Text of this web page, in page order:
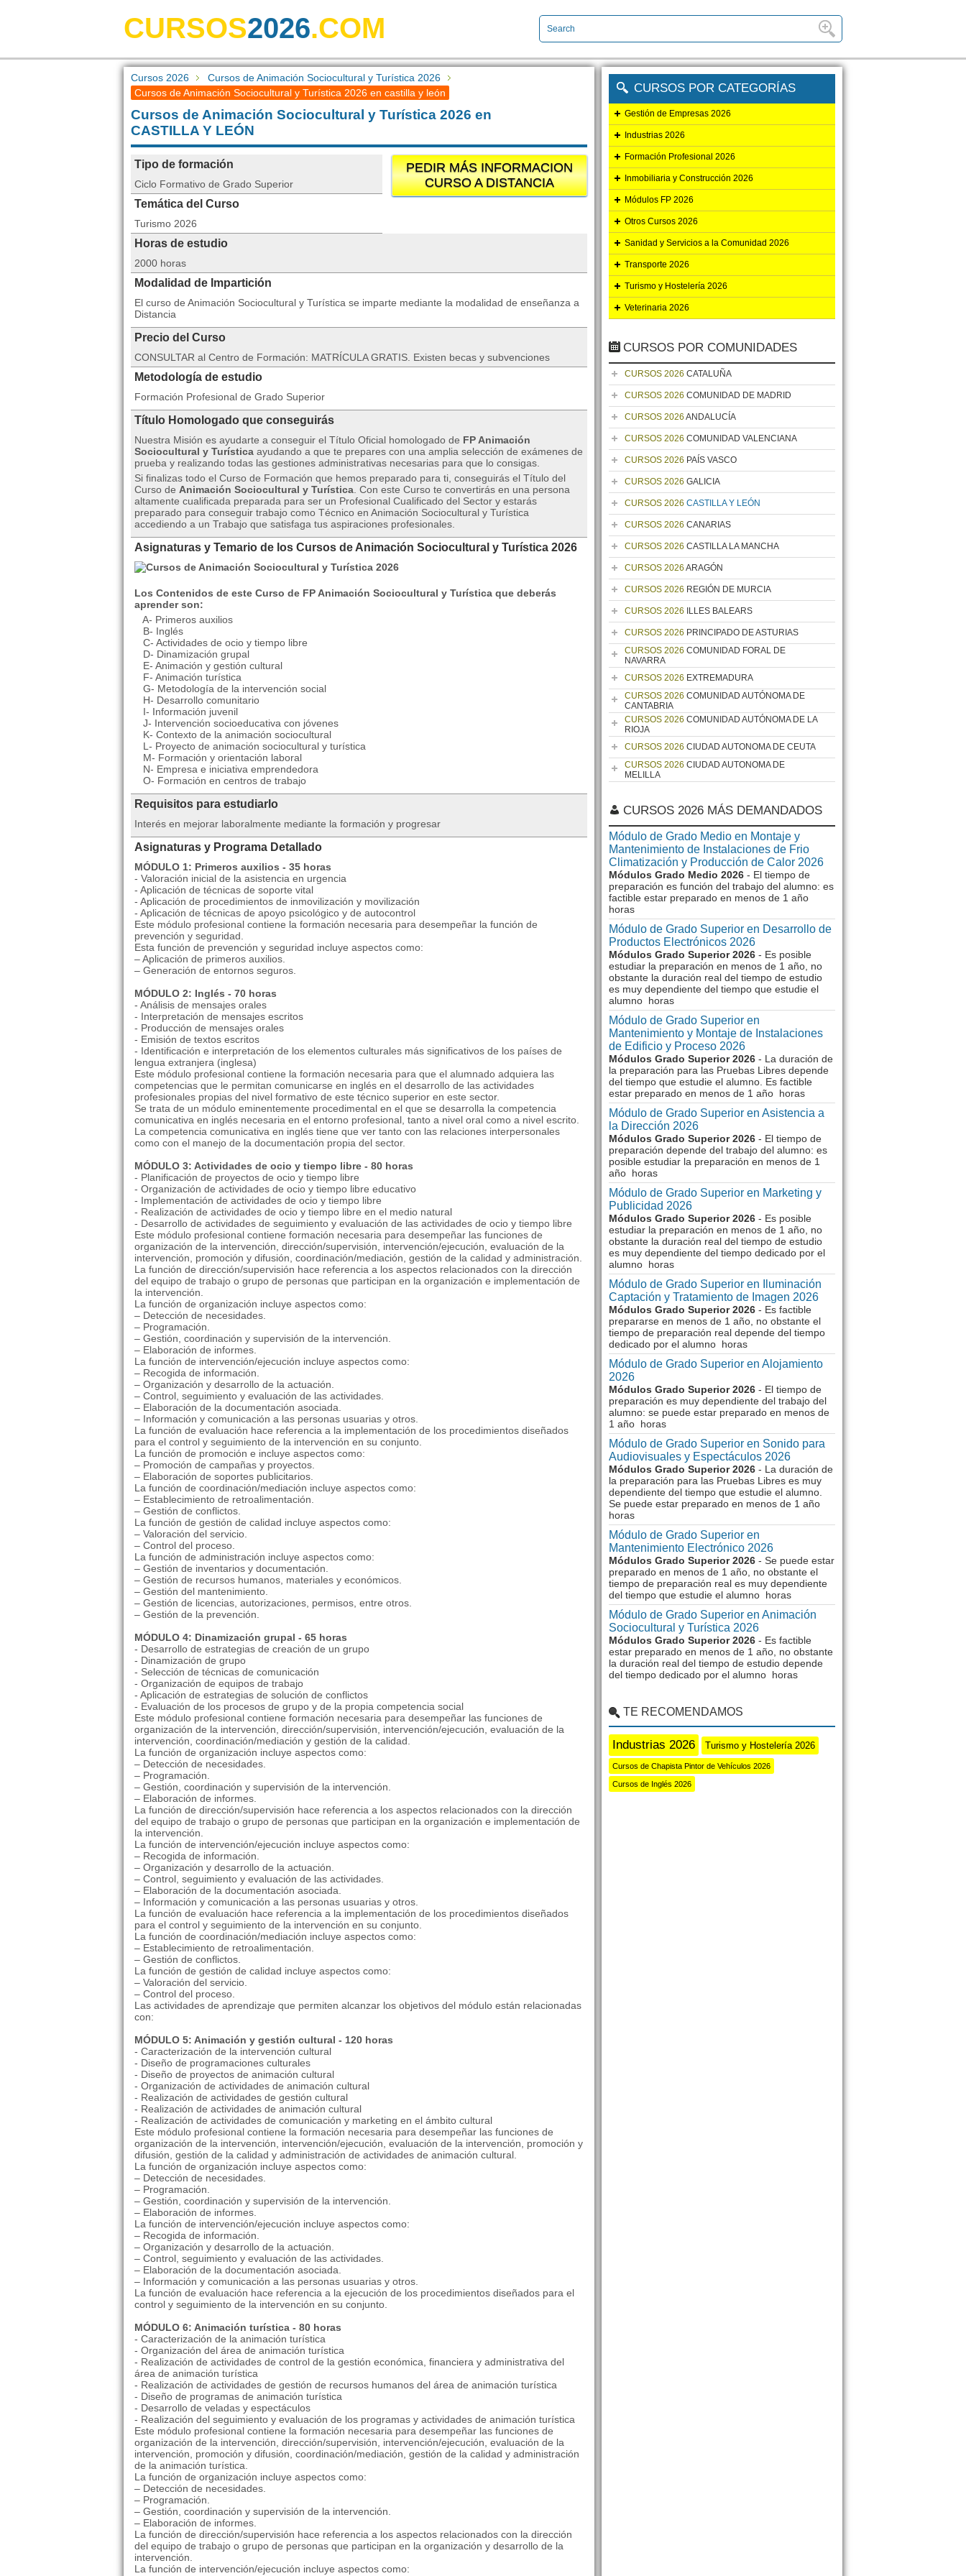
CURSOS2026.COM
Cursos 2026
Cursos de Animación Sociocultural y Turística 2026
Cursos de Animación Sociocultural y Turística 2026 en castilla y león
Cursos de Animación Sociocultural y Turística 2026 en
CASTILLA Y LEÓN
PEDIR MÁS INFORMACION
CURSO A DISTANCIA
Tipo de formación
Ciclo Formativo de Grado Superior
Temática del Curso
Turismo 2026
Horas de estudio
2000 horas
Modalidad de Impartición
El curso de Animación Sociocultural y Turística se imparte mediante la modalidad de enseñanza a
Distancia
Precio del Curso
CONSULTAR al Centro de Formación: MATRÍCULA GRATIS. Existen becas y subvenciones
Metodología de estudio
Formación Profesional de Grado Superior
Título Homologado que conseguirás
Nuestra Misión es ayudarte a conseguir el Título Oficial homologado de FP Animación
Sociocultural y Turística ayudando a que te prepares con una amplia selección de exámenes de
prueba y realizando todas las gestiones administrativas necesarias para que lo consigas.
Si finalizas todo el Curso de Formación que hemos preparado para ti, conseguirás el Título del
Curso de Animación Sociocultural y Turística . Con este Curso te convertirás en una persona
altamente cualificada preparada para ser un Profesional Cualificado del Sector y estarás
preparado para conseguir trabajo como Técnico en Animación Sociocultural y Turística
accediendo a un Trabajo que satisfaga tus aspiraciones profesionales.
Asignaturas y Temario de los Cursos de Animación Sociocultural y Turística 2026
Los Contenidos de este Curso de FP Animación Sociocultural y Turística que deberás
aprender son:
A- Primeros auxilios
B- Inglés
C- Actividades de ocio y tiempo libre
D- Dinamización grupal
E- Animación y gestión cultural
F- Animación turística
G- Metodología de la intervención social
H- Desarrollo comunitario
I- Información juvenil
J- Intervención socioeducativa con jóvenes
K- Contexto de la animación sociocultural
L- Proyecto de animación sociocultural y turística
M- Formación y orientación laboral
N- Empresa e iniciativa emprendedora
O- Formación en centros de trabajo
Requisitos para estudiarlo
Interés en mejorar laboralmente mediante la formación y progresar
Asignaturas y Programa Detallado
MÓDULO 1: Primeros auxilios - 35 horas
- Valoración inicial de la asistencia en urgencia
- Aplicación de técnicas de soporte vital
- Aplicación de procedimientos de inmovilización y movilización
- Aplicación de técnicas de apoyo psicológico y de autocontrol
Este módulo profesional contiene la formación necesaria para desempeñar la función de
prevención y seguridad.
Esta función de prevención y seguridad incluye aspectos como:
– Aplicación de primeros auxilios.
– Generación de entornos seguros.
MÓDULO 2: Inglés - 70 horas
- Análisis de mensajes orales
- Interpretación de mensajes escritos
- Producción de mensajes orales
- Emisión de textos escritos
- Identificación e interpretación de los elementos culturales más significativos de los países de
lengua extranjera (inglesa)
Este módulo profesional contiene la formación necesaria para que el alumnado adquiera las
competencias que le permitan comunicarse en inglés en el desarrollo de las actividades
profesionales propias del nivel formativo de este técnico superior en este sector.
Se trata de un módulo eminentemente procedimental en el que se desarrolla la competencia
comunicativa en inglés necesaria en el entorno profesional, tanto a nivel oral como a nivel escrito.
La competencia comunicativa en inglés tiene que ver tanto con las relaciones interpersonales
como con el manejo de la documentación propia del sector.
MÓDULO 3: Actividades de ocio y tiempo libre - 80 horas
- Planificación de proyectos de ocio y tiempo libre
- Organización de actividades de ocio y tiempo libre educativo
- Implementación de actividades de ocio y tiempo libre
- Realización de actividades de ocio y tiempo libre en el medio natural
- Desarrollo de actividades de seguimiento y evaluación de las actividades de ocio y tiempo libre
Este módulo profesional contiene formación necesaria para desempeñar las funciones de
organización de la intervención, dirección/supervisión, intervención/ejecución, evaluación de la
intervención, promoción y difusión, coordinación/mediación, gestión de la calidad y administración.
La función de dirección/supervisión hace referencia a los aspectos relacionados con la dirección
del equipo de trabajo o grupo de personas que participan en la organización e implementación de
la intervención.
La función de organización incluye aspectos como:
– Detección de necesidades.
– Programación.
– Gestión, coordinación y supervisión de la intervención.
– Elaboración de informes.
La función de intervención/ejecución incluye aspectos como:
– Recogida de información.
– Organización y desarrollo de la actuación.
– Control, seguimiento y evaluación de las actividades.
– Elaboración de la documentación asociada.
– Información y comunicación a las personas usuarias y otros.
La función de evaluación hace referencia a la implementación de los procedimientos diseñados
para el control y seguimiento de la intervención en su conjunto.
La función de promoción e incluye aspectos como:
– Promoción de campañas y proyectos.
– Elaboración de soportes publicitarios.
La función de coordinación/mediación incluye aspectos como:
– Establecimiento de retroalimentación.
– Gestión de conflictos.
La función de gestión de calidad incluye aspectos como:
– Valoración del servicio.
– Control del proceso.
La función de administración incluye aspectos como:
– Gestión de inventarios y documentación.
– Gestión de recursos humanos, materiales y económicos.
– Gestión del mantenimiento.
– Gestión de licencias, autorizaciones, permisos, entre otros.
– Gestión de la prevención.
MÓDULO 4: Dinamización grupal - 65 horas
- Desarrollo de estrategias de creación de un grupo
- Dinamización de grupo
- Selección de técnicas de comunicación
- Organización de equipos de trabajo
- Aplicación de estrategias de solución de conflictos
- Evaluación de los procesos de grupo y de la propia competencia social
Este módulo profesional contiene formación necesaria para desempeñar las funciones de
organización de la intervención, dirección/supervisión, intervención/ejecución, evaluación de la
intervención, coordinación/mediación y gestión de la calidad.
La función de organización incluye aspectos como:
– Detección de necesidades.
– Programación.
– Gestión, coordinación y supervisión de la intervención.
– Elaboración de informes.
La función de dirección/supervisión hace referencia a los aspectos relacionados con la dirección
del equipo de trabajo o grupo de personas que participan en la organización e implementación de
la intervención.
La función de intervención/ejecución incluye aspectos como:
– Recogida de información.
– Organización y desarrollo de la actuación.
– Control, seguimiento y evaluación de las actividades.
– Elaboración de la documentación asociada.
– Información y comunicación a las personas usuarias y otros.
La función de evaluación hace referencia a la implementación de los procedimientos diseñados
para el control y seguimiento de la intervención en su conjunto.
La función de coordinación/mediación incluye aspectos como:
– Establecimiento de retroalimentación.
– Gestión de conflictos.
La función de gestión de calidad incluye aspectos como:
– Valoración del servicio.
– Control del proceso.
Las actividades de aprendizaje que permiten alcanzar los objetivos del módulo están relacionadas
con:
MÓDULO 5: Animación y gestión cultural - 120 horas
- Caracterización de la intervención cultural
- Diseño de programaciones culturales
- Diseño de proyectos de animación cultural
- Organización de actividades de animación cultural
- Realización de actividades de gestión cultural
- Realización de actividades de animación cultural
- Realización de actividades de comunicación y marketing en el ámbito cultural
Este módulo profesional contiene la formación necesaria para desempeñar las funciones de
organización de la intervención, intervención/ejecución, evaluación de la intervención, promoción y
difusión, gestión de la calidad y administración de actividades de animación cultural.
La función de organización incluye aspectos como:
– Detección de necesidades.
– Programación.
– Gestión, coordinación y supervisión de la intervención.
– Elaboración de informes.
La función de intervención/ejecución incluye aspectos como:
– Recogida de información.
– Organización y desarrollo de la actuación.
– Control, seguimiento y evaluación de las actividades.
– Elaboración de la documentación asociada.
– Información y comunicación a las personas usuarias y otros.
La función de evaluación hace referencia a la ejecución de los procedimientos diseñados para el
control y seguimiento de la intervención en su conjunto.
MÓDULO 6: Animación turística - 80 horas
- Caracterización de la animación turística
- Organización del área de animación turística
- Realización de actividades de control de la gestión económica, financiera y administrativa del
área de animación turística
- Realización de actividades de gestión de recursos humanos del área de animación turística
- Diseño de programas de animación turística
- Desarrollo de veladas y espectáculos
- Realización del seguimiento y evaluación de los programas y actividades de animación turística
Este módulo profesional contiene la formación necesaria para desempeñar las funciones de
organización de la intervención, dirección/supervisión, intervención/ejecución, evaluación de la
intervención, promoción y difusión, coordinación/mediación, gestión de la calidad y administración
de la animación turística.
La función de organización incluye aspectos como:
– Detección de necesidades.
– Programación.
– Gestión, coordinación y supervisión de la intervención.
– Elaboración de informes.
La función de dirección/supervisión hace referencia a los aspectos relacionados con la dirección
del equipo de trabajo o grupo de personas que participan en la organización y desarrollo de la
intervención.
La función de intervención/ejecución incluye aspectos como:
CURSOS POR CATEGORÍAS
Gestión de Empresas 2026
Industrias 2026
Formación Profesional 2026
Inmobiliaria y Construcción 2026
Módulos FP 2026
Otros Cursos 2026
Sanidad y Servicios a la Comunidad 2026
Transporte 2026
Turismo y Hostelería 2026
Veterinaria 2026
CURSOS POR COMUNIDADES
CURSOS 2026 CATALUÑA
CURSOS 2026 COMUNIDAD DE MADRID
CURSOS 2026 ANDALUCÍA
CURSOS 2026 COMUNIDAD VALENCIANA
CURSOS 2026 PAÍS VASCO
CURSOS 2026 GALICIA
CURSOS 2026 CASTILLA Y LEÓN
CURSOS 2026 CANARIAS
CURSOS 2026 CASTILLA LA MANCHA
CURSOS 2026 ARAGÓN
CURSOS 2026 REGIÓN DE MURCIA
CURSOS 2026 ILLES BALEARS
CURSOS 2026 PRINCIPADO DE ASTURIAS
CURSOS 2026 COMUNIDAD FORAL DE
NAVARRA
CURSOS 2026 EXTREMADURA
CURSOS 2026 COMUNIDAD AUTÓNOMA DE
CANTABRIA
CURSOS 2026 COMUNIDAD AUTÓNOMA DE LA
RIOJA
CURSOS 2026 CIUDAD AUTONOMA DE CEUTA
CURSOS 2026 CIUDAD AUTONOMA DE
MELILLA
CURSOS 2026 MÁS DEMANDADOS
Módulo de Grado Medio en Montaje y
Mantenimiento de Instalaciones de Frio
Climatización y Producción de Calor 2026
Módulos Grado Medio 2026 - El tiempo de
preparación es función del trabajo del alumno: es
factible estar preparado en menos de 1 año
horas
Módulo de Grado Superior en Desarrollo de
Productos Electrónicos 2026
Módulos Grado Superior 2026 - Es posible
estudiar la preparación en menos de 1 año, no
obstante la duración real del tiempo de estudio
es muy dependiente del tiempo que estudie el
alumno horas
Módulo de Grado Superior en
Mantenimiento y Montaje de Instalaciones
de Edificio y Proceso 2026
Módulos Grado Superior 2026 - La duración de
la preparación para las Pruebas Libres depende
del tiempo que estudie el alumno. Es factible
estar preparado en menos de 1 año horas
Módulo de Grado Superior en Asistencia a
la Dirección 2026
Módulos Grado Superior 2026 - El tiempo de
preparación depende del trabajo del alumno: es
posible estudiar la preparación en menos de 1
año horas
Módulo de Grado Superior en Marketing y
Publicidad 2026
Módulos Grado Superior 2026 - Es posible
estudiar la preparación en menos de 1 año, no
obstante la duración real del tiempo de estudio
es muy dependiente del tiempo dedicado por el
alumno horas
Módulo de Grado Superior en Iluminación
Captación y Tratamiento de Imagen 2026
Módulos Grado Superior 2026 - Es factible
prepararse en menos de 1 año, no obstante el
tiempo de preparación real depende del tiempo
dedicado por el alumno horas
Módulo de Grado Superior en Alojamiento
2026
Módulos Grado Superior 2026 - El tiempo de
preparación es muy dependiente del trabajo del
alumno: se puede estar preparado en menos de
1 año horas
Módulo de Grado Superior en Sonido para
Audiovisuales y Espectáculos 2026
Módulos Grado Superior 2026 - La duración de
la preparación para las Pruebas Libres es muy
dependiente del tiempo que estudie el alumno.
Se puede estar preparado en menos de 1 año
horas
Módulo de Grado Superior en
Mantenimiento Electrónico 2026
Módulos Grado Superior 2026 - Se puede estar
preparado en menos de 1 año, no obstante el
tiempo de preparación real es muy dependiente
del tiempo que estudie el alumno horas
Módulo de Grado Superior en Animación
Sociocultural y Turística 2026
Módulos Grado Superior 2026 - Es factible
estar preparado en menos de 1 año, no obstante
la duración real del tiempo de estudio depende
del tiempo dedicado por el alumno horas
TE RECOMENDAMOS
Industrias 2026 Turismo y Hostelería 2026
Cursos de Chapista Pintor de Vehículos 2026
Cursos de Inglés 2026